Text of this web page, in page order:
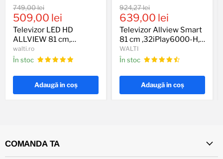
Televizor
LED
HD
ALLVIEW
81
cm,
32ATC6000
Preț
original
749,00 lei
Preț
actual
509,00 lei
Televizor LED HD
ALLVIEW 81 cm,
32ATC6000
walti.ro
În stoc
Adaugă in coş
Televizor
Allview
Smart
81
cm
,32iPlay6000-
H,
HD,
E
Preț
original
924,27 lei
Preț
actual
639,00 lei
Televizor Allview Smart
81 cm ,32iPlay6000-H,
HD, Clasa E
WALTI
În stoc
Adaugă in coş
COMANDA TA